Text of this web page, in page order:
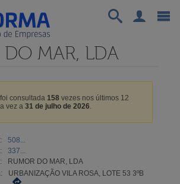
DO MAR, LDA
consultada 158vezes nos últimos 12
vez a 31 de julho de 2026.
508...
337...
RUMOR DO MAR, LDA
URBANIZAÇÃO VILA ROSA, LOTE 53 3ºB